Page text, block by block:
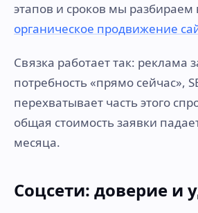
этапов и сроков мы
органическое продвижение
Связка работает так: реклама
потребность «прямо сейчас»,
перехватывает часть этого
общая стоимость заявки
месяца.
Соцсети: доверие и